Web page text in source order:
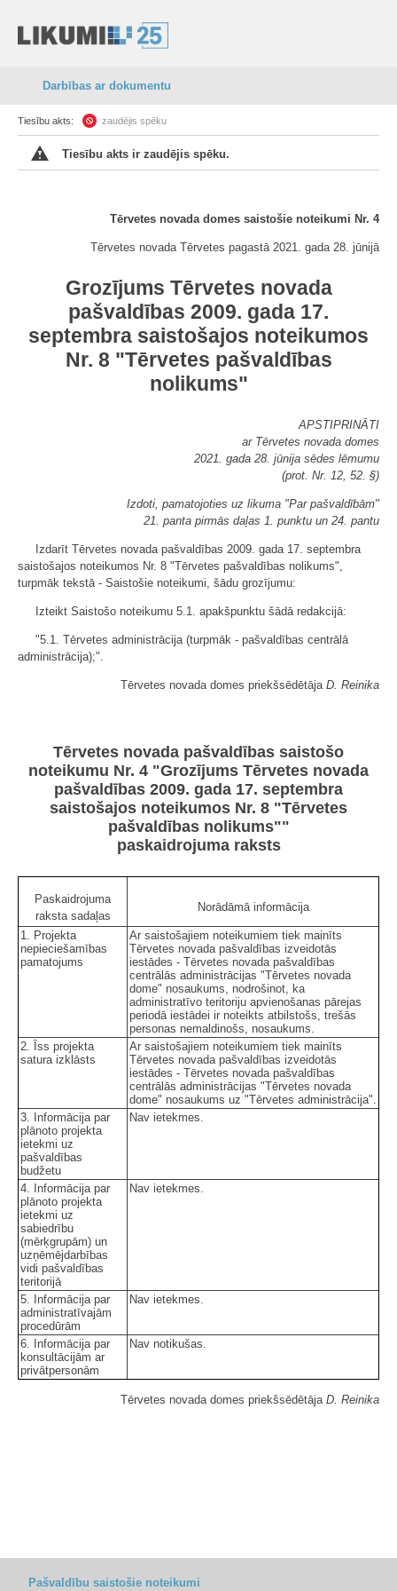
Darbības ar dokumentu
Tiesību akts: zaudējis spēku
Tiesību akts ir zaudējis spēku.
Tērvetes novada domes saistošie noteikumi Nr. 4
Tērvetes novada Tērvetes pagastā 2021. gada 28. jūnijā
Grozījums Tērvetes novada
pašvaldības 2009. gada 17.
septembra saistošajos noteikumos
Nr. 8 "Tērvetes pašvaldības
nolikums"
APSTIPRINĀTI
ar Tērvetes novada domes
2021. gada 28. jūnija sēdes lēmumu
(prot. Nr. 12, 52. §)
Izdoti, pamatojoties uz likuma "Par pašvaldībām"
21. panta pirmās daļas 1. punktu un 24. pantu
Izdarīt Tērvetes novada pašvaldības 2009. gada 17. septembra
saistošajos noteikumos Nr. 8 "Tērvetes pašvaldības nolikums",
turpmāk tekstā - Saistošie noteikumi, šādu grozījumu:
Izteikt Saistošo noteikumu 5.1. apakšpunktu šādā redakcijā:
"5.1. Tērvetes administrācija (turpmāk - pašvaldības centrālā
administrācija);".
Tērvetes novada domes priekšsēdētāja D. Reinika
Tērvetes novada pašvaldības saistošo
noteikumu Nr. 4 "Grozījums Tērvetes novada
pašvaldības 2009. gada 17. septembra
saistošajos noteikumos Nr. 8 "Tērvetes
pašvaldības nolikums""
paskaidrojuma raksts
Paskaidrojuma
raksta sadaļas
Norādāmā informācija
1. Projekta
nepieciešamības
pamatojums
Ar saistošajiem noteikumiem tiek mainīts
Tērvetes novada pašvaldības izveidotās
iestādes - Tērvetes novada pašvaldības
centrālās administrācijas "Tērvetes novada
dome" nosaukums, nodrošinot, ka
administratīvo teritoriju apvienošanas pārejas
periodā iestādei ir noteikts atbilstošs, trešās
personas nemaldinošs, nosaukums.
2. Īss projekta
satura izklāsts
Ar saistošajiem noteikumiem tiek mainīts
Tērvetes novada pašvaldības izveidotās
iestādes - Tērvetes novada pašvaldības
centrālās administrācijas "Tērvetes novada
dome" nosaukums uz "Tērvetes administrācija".
3. Informācija par
plānoto projekta
ietekmi uz
pašvaldības
budžetu
Nav ietekmes.
4. Informācija par
plānoto projekta
ietekmi uz
sabiedrību
(mērķgrupām) un
uzņēmējdarbības
vidi pašvaldības
teritorijā
Nav ietekmes.
5. Informācija par
administratīvajām
procedūrām
Nav ietekmes.
6. Informācija par
konsultācijām ar
privātpersonām
Nav notikušas.
Tērvetes novada domes priekšsēdētāja D. Reinika
Pašvaldību saistošie noteikumi